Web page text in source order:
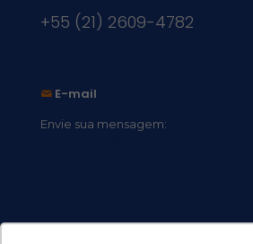
+55 (21) 2609-4782
E-mail
Envie sua mensagem: